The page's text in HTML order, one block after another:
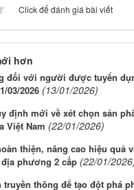
Click để đánh giá bài viết
hơn
đối với người được tuyển
03/2026 (13/01/2026)
định mới về xét chọn sản
Việt Nam (22/01/2026)
thiện, nâng cao hiệu quả
phương 2 cấp (22/01/
truyền thông để tạo đột phá